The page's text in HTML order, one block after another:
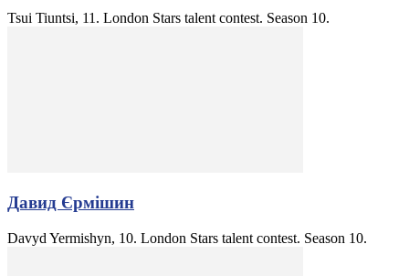
Tsui Tiuntsi, 11. London Stars talent contest. Season 10.
Давид Єрмішин
Davyd Yermishyn, 10. London Stars talent contest. Season 10.